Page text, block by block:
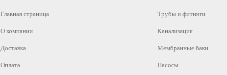
Главная страница
О компании
Доставка
Оплата
Трубы и фитинги
Канализация
Мембранные баки
Насосы